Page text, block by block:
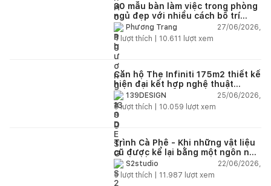
30 mẫu bàn làm việc trong phòng
ngủ đẹp với nhiều cách bố trí
thông minh cho mọi diện tích
Phương Trang
27/06/2026,
4 lượt thích | 10.611 lượt xem
Căn hộ The Infiniti 175m2 thiết kế
hiện đại kết hợp nghệ thuật
Modern Art đầy cảm xúc
139DESIGN
25/06/2026,
6lượt thích | 10.059 lượt xem
Trình Cà Phê - Khi những vật liệu
cũ được kể lại bằng một ngôn ngữ
thiết kế mới
S2studio
22/06/2026,
5 lượt thích | 11.987 lượt xem